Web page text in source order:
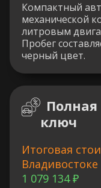
Компактный
механической
литровым
Пробег
черный цвет.
ключ
Итоговая
1 079 134 ₽